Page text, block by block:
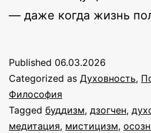
— даже когда жизнь
Published 06.03.2026
Categorized as Духовность,
Философия
Tagged буддизм, дзогчен,
медитация, мистицизм,